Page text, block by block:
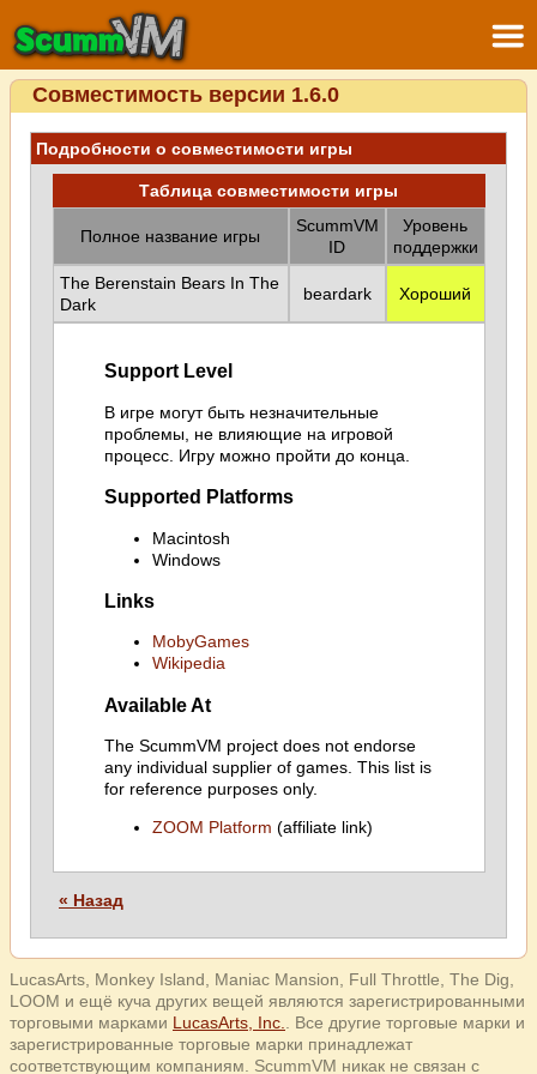
Совместимость версии 1.6.0
Подробности о совместимости игры
Таблица совместимости игры
Полное название игры
ScummVM
ID
Уровень
поддержки
The Berenstain Bears In The
Dark
beardark Хороший
Support Level
В игре могут быть незначительные
проблемы, не влияющие на игровой
процесс. Игру можно пройти до конца.
Supported Platforms
Macintosh
Windows
Links
MobyGames
Wikipedia
Available At
The ScummVM project does not endorse
any individual supplier of games. This list is
for reference purposes only.
ZOOM Platform (affiliate link)
« Назад
LucasArts, Monkey Island, Maniac Mansion, Full Throttle, The Dig,
LOOM и ещё куча других вещей являются зарегистрированными
торговыми марками LucasArts, Inc.
. Все другие торговые марки и
зарегистрированные торговые марки принадлежат
соответствующим компаниям. ScummVM никак не связан с